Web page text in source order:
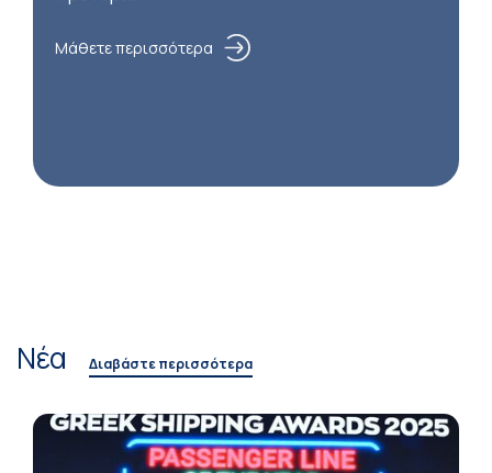
Μάθετε περισσότερα
Νέα Διαβάστε περισσότερα